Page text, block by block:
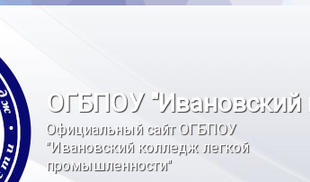
ОГБПОУ
Официальный сайт ОГБПОУ
"Ивановский колледж легкой
промышленности"